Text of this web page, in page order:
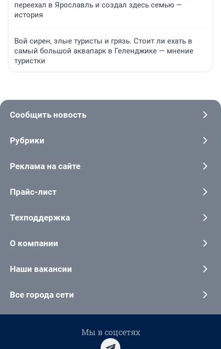
переехал в Ярославль и создал здесь семью —
история
Вой сирен, злые туристы и грязь. Стоит ли ехать в
самый большой аквапарк в Геленджике — мнение
туристки
Сообщить новость
Рубрики
Реклама на сайте
Прайс-лист
Техподдержка
О компании
Наши вакансии
Все города сети
Мы в соцсетях